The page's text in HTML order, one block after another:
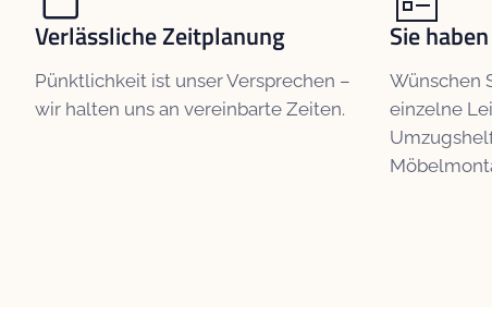
Verlässliche Zeitplanung
Pünktlichkeit ist unser Versprechen –
wir halten uns an vereinbarte Zeiten.
Sie
Wünschen
einzelne